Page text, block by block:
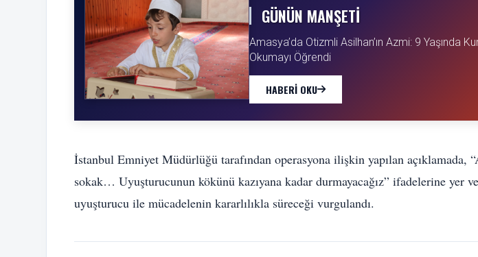
GÜNÜN MANŞETI
Amasya’da Otizmli Asilhan’ın Azmi: 9 Yaşında
Okumayı Öğrendi
HABERI OKU
İstanbul Emniyet Müdürlüğü tarafından operasyona ilişkin yapılan açıklamada,
sokak… Uyuşturucunun kökünü kazıyana kadar durmayacağız” ifadelerine yer
uyuşturucu ile mücadelenin kararlılıkla süreceği vurgulandı.